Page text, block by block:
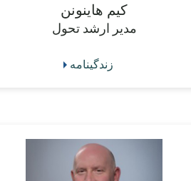
کیم هاینونن
مدیر ارشد تحول
زندگینامه